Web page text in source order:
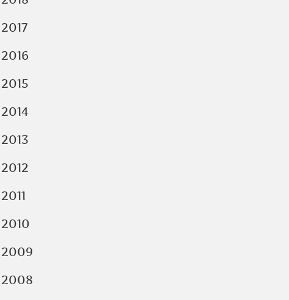
2017
2016
2015
2014
2013
2012
2011
2010
2009
2008